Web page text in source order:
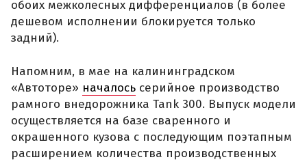
обоих межколесных дифференциалов (в более
дешевом исполнении блокируется только
задний).
Напомним, в мае на калининградском
«Автоторе» началось серийное производство
рамного внедорожника Tank 300. Выпуск модели
осуществляется на базе сваренного и
окрашенного кузова с последующим поэтапным
расширением количества производственных